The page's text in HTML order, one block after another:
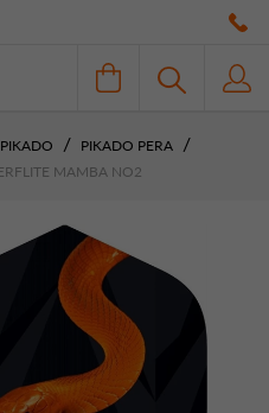
PIKADO
PIKADO PERA
MAMBA NO2